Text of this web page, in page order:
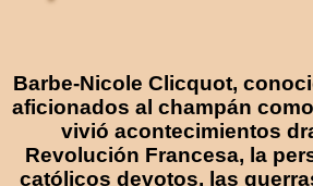
Barbe-Nicole Clicquot,
aficionados al champán
vivió acontecimientos
Revolución Francesa, la
católicos devotos, las